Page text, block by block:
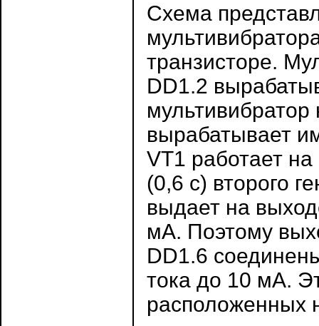
Схема
транзисторе.
DD1.2
вырабатывает
VT1 работает
(0,6 с) второго
выдает на
мА. Поэтому
DD1.6
тока до 10 мА.
расположенных